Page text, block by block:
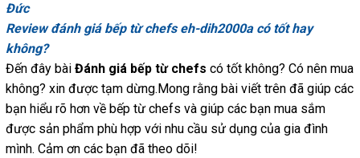
Đức
Review đánh giá bếp từ chefs eh-dih2000a có tốt hay
không?
Đến đây bài Đánh giá bếp từ chefs có tốt không? Có nên mua
không? xin được tạm dừng.Mong rằng bài viết trên đã giúp các
bạn hiểu rõ hơn về bếp từ chefs và giúp các bạn mua sắm
được sản phẩm phù hợp với nhu cầu sử dụng của gia đình
mình. Cảm ơn các bạn đã theo dõi!